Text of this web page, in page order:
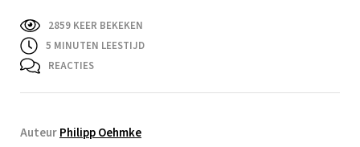
2859 KEER BEKEKEN
5 MINUTEN LEESTIJD
REACTIES
AuteurPhilipp Oehmke